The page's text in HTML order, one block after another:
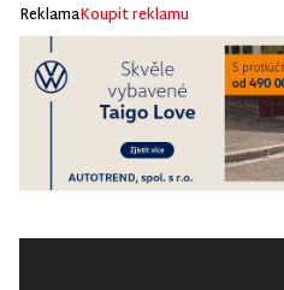
ReklamaKoupit reklamu